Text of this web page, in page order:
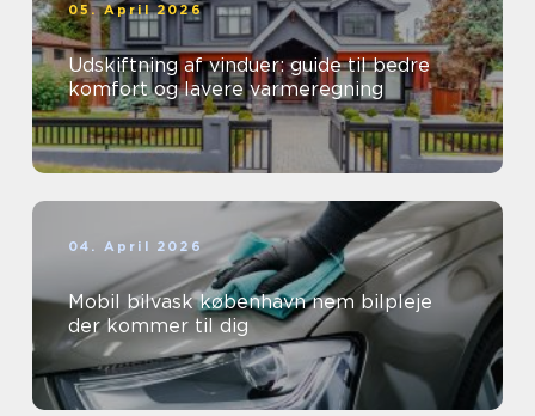
05. April 2026
Udskiftning af vinduer: guide til bedre
komfort og lavere varmeregning
04. April 2026
Mobil bilvask københavn nem bilpleje
der kommer til dig